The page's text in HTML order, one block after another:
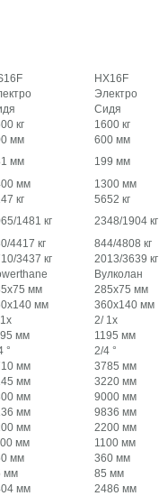
HX16F
Электро
Сидя
кг
1600 кг
мм
600 мм
мм
199 мм
мм
1300 мм
кг
5652 кг
1481 кг
2348/1904 кг
4417 кг
844/4808 кг
3437 кг
2013/3639 кг
Вулколан
мм
285х75 мм
мм
360х140 мм
2/ 1x
мм
1195 мм
°
2/4 °
мм
3785 мм
мм
3220 мм
мм
9000 мм
мм
9836 мм
мм
2200 мм
мм
1100 мм
мм
360 мм
мм
85 мм
мм
2486 мм